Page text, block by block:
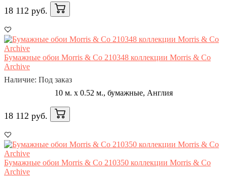
18 112 руб.
Бумажные обои Morris & Co 210348 коллекции Morris & Co
Archive
Наличие: Под заказ
10 м. x 0.52 м., бумажные, Англия
18 112 руб.
Бумажные обои Morris & Co 210350 коллекции Morris & Co
Archive